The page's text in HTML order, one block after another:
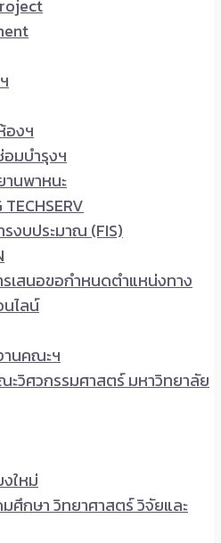
องฯ
อมบำรุงฯ
านพาหนะ
TECHSERV
รงบประมาณ (FIS)
รเสนอขอกำหนดตำแหน่งทาง
ไลน์
านคณะฯ
ะวิศวกรรมศาสตร์ มหาวิทยาลัย
ใหม่
ศึกษา วิทยาศาสตร์ วิจัยและ